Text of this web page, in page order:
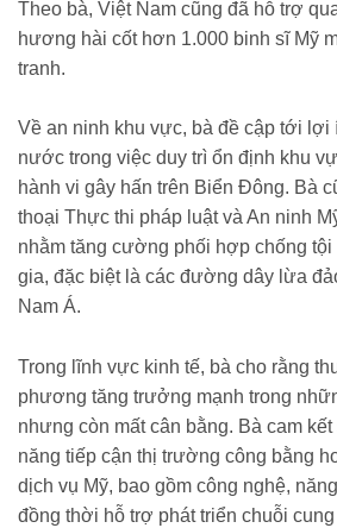
Theo bà, Việt Nam cũng đã hỗ trợ
hương hài cốt hơn 1.000 binh sĩ Mỹ
tranh.
Về an ninh khu vực, bà đề cập tới lợi
nước trong việc duy trì ổn định khu
hành vi gây hấn trên Biển Đông. Bà
thoại Thực thi pháp luật và An ninh
nhằm tăng cường phối hợp chống tội
gia, đặc biệt là các đường dây lừa
Nam Á.
Trong lĩnh vực kinh tế, bà cho rằng
phương tăng trưởng mạnh trong
nhưng còn mất cân bằng. Bà cam
năng tiếp cận thị trường công bằng
dịch vụ Mỹ, bao gồm công nghệ,
đồng thời hỗ trợ phát triển chuỗi